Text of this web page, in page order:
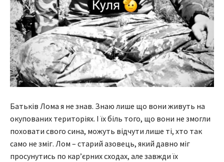
Батьків Лома я не знав. Знаю лише що вони живуть на
окупованих територіях. І їх біль того, що вони не змогли
поховати свого сина, можуть відчути лише ті, хто так
само не зміг. Лом – старий азовець, який давно міг
просунутись по кар’єрних сходах, але завжди їх